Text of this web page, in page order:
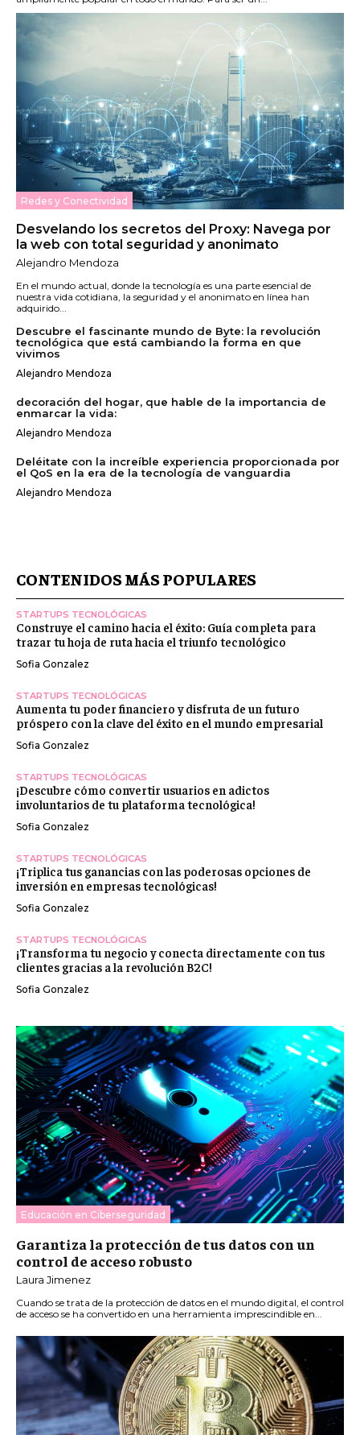
Redes y Conectividad
Desvelando los secretos del Proxy: Navega por
la web con total seguridad y anonimato
Alejandro Mendoza
En el mundo actual, donde la tecnología es una parte esencial de
nuestra vida cotidiana, la seguridad y el anonimato en línea han
adquirido...
Descubre el fascinante mundo de Byte: la revolución
tecnológica que está cambiando la forma en que
vivimos
Alejandro Mendoza
decoración del hogar, que hable de la importancia de
enmarcar la vida:
Alejandro Mendoza
Deléitate con la increíble experiencia proporcionada por
el QoS en la era de la tecnología de vanguardia
Alejandro Mendoza
CONTENIDOS MÁS POPULARES
STARTUPS TECNOLÓGICAS
Construye el camino hacia el éxito: Guía completa para
trazar tu hoja de ruta hacia el triunfo tecnológico
Sofia Gonzalez
STARTUPS TECNOLÓGICAS
Aumenta tu poder financiero y disfruta de un futuro
próspero con la clave del éxito en el mundo empresarial
Sofia Gonzalez
STARTUPS TECNOLÓGICAS
¡Descubre cómo convertir usuarios en adictos
involuntarios de tu plataforma tecnológica!
Sofia Gonzalez
STARTUPS TECNOLÓGICAS
¡Triplica tus ganancias con las poderosas opciones de
inversión en empresas tecnológicas!
Sofia Gonzalez
STARTUPS TECNOLÓGICAS
¡Transforma tu negocio y conecta directamente con tus
clientes gracias a la revolución B2C!
Sofia Gonzalez
Educación en Ciberseguridad
Garantiza la protección de tus datos con un
control de acceso robusto
Laura Jimenez
Cuando se trata de la protección de datos en el mundo digital, el control
de acceso se ha convertido en una herramienta imprescindible en...